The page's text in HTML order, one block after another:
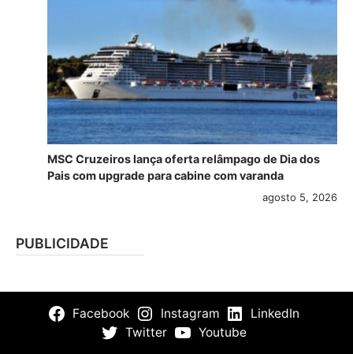
MSC Cruzeiros lança oferta relâmpago de Dia dos
Pais com upgrade para cabine com varanda
agosto 5, 2026
PUBLICIDADE
Facebook Instagram
LinkedIn
Twitter
Youtube